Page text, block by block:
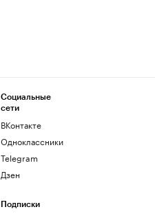
Социальные
сети
ВКонтакте
Одноклассники
Telegram
Дзен
Подписки